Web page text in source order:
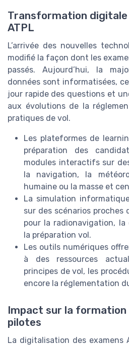
Transformation digitale
ATPL
L’arrivée des nouvelles
modifié la façon dont les
passés. Aujourd’hui, la
données sont informatisées,
jour rapide des questions et
aux évolutions de la
pratiques de vol.
Les plateformes de
préparation des
modules interactifs sur
la navigation, la
humaine ou la masse et
La simulation
sur des scénarios proches
pour la radionavigation, la
la préparation vol.
Les outils numériques
à des ressources
principes de vol, les
encore la réglementation
Impact sur la
pilotes
La digitalisation des examens